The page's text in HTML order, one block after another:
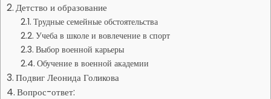
Детство и образование
Трудные семейные обстоятельства
Учеба в школе и вовлечение в спорт
Выбор военной карьеры
Обучение в военной академии
Подвиг Леонида Голикова
Вопрос-ответ: